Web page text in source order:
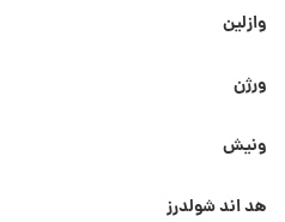
وازلین
ورژن
ونیش
هد اند شولدرز